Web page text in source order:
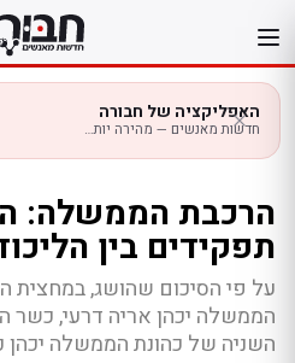
לתוכן
האפליקציה של חבורה
חדשות מאנשים — מהירה יותר בנייד
הרכבת הממשלה:
תפקידים בין
על פי הסיכום שהושג, במחצית
הממשלה יכהן אריה דרעי, כשר
השניה של כהונת הממשלה